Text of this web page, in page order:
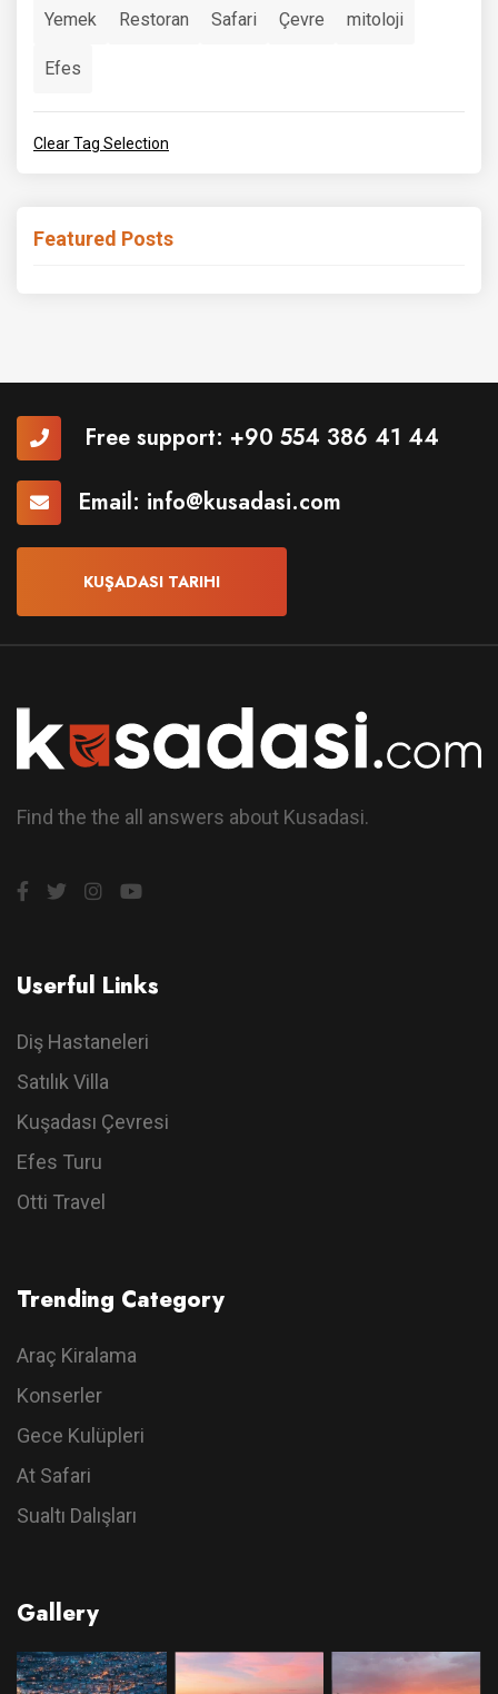
Yemek Restoran Safari Çevre mitoloji
Efes
Clear Tag Selection
Featured Posts
Free support: +90 554 386 41 44
Email: info@kusadasi.com
KUŞADASI TARIHI
Find the the all answers about Kusadasi.
Userful Links
Diş Hastaneleri
Satılık Villa
Kuşadası Çevresi
Efes Turu
Otti Travel
Trending Category
Araç Kiralama
Konserler
Gece Kulüpleri
At Safari
Sualtı Dalışları
Gallery